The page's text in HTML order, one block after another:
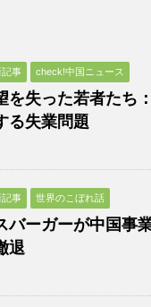
記事 check!中国ニュース
を失った若者たち
る失業問題
記事 世界のこぼれ話
バーガーが中国事
退